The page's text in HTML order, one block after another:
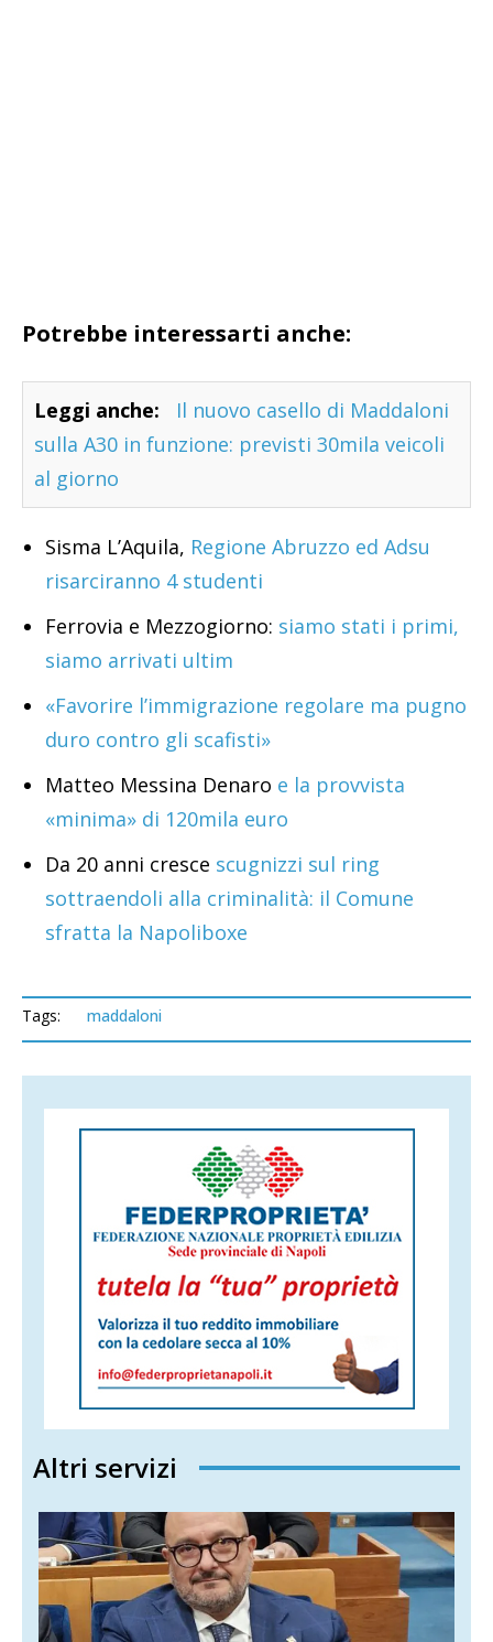
Potrebbe interessarti anche:
Leggi anche:
Il nuovo casello di Maddaloni
sulla A30 in funzione: previsti 30mila veicoli
al giorno
Sisma L’Aquila, Regione Abruzzo ed Adsu
risarciranno 4 studenti
Ferrovia e Mezzogiorno: siamo stati i primi,
siamo arrivati ultim
«Favorire l’immigrazione regolare ma pugno
duro contro gli scafisti»
Matteo Messina Denaro e la provvista
«minima» di 120mila euro
Da 20 anni cresce scugnizzi sul ring
sottraendoli alla criminalità: il Comune
sfratta la Napoliboxe
Tags: maddaloni
Altri servizi